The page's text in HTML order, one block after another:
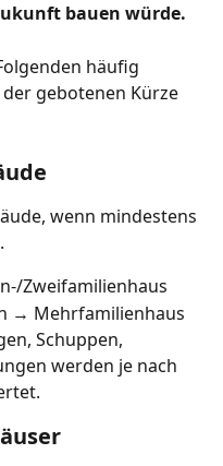
bauen würde.
häufig
gebotenen Kürze
wenn mindestens
Zweifamilienhaus
→ Mehrfamilienhaus
Schuppen,
werden je nach